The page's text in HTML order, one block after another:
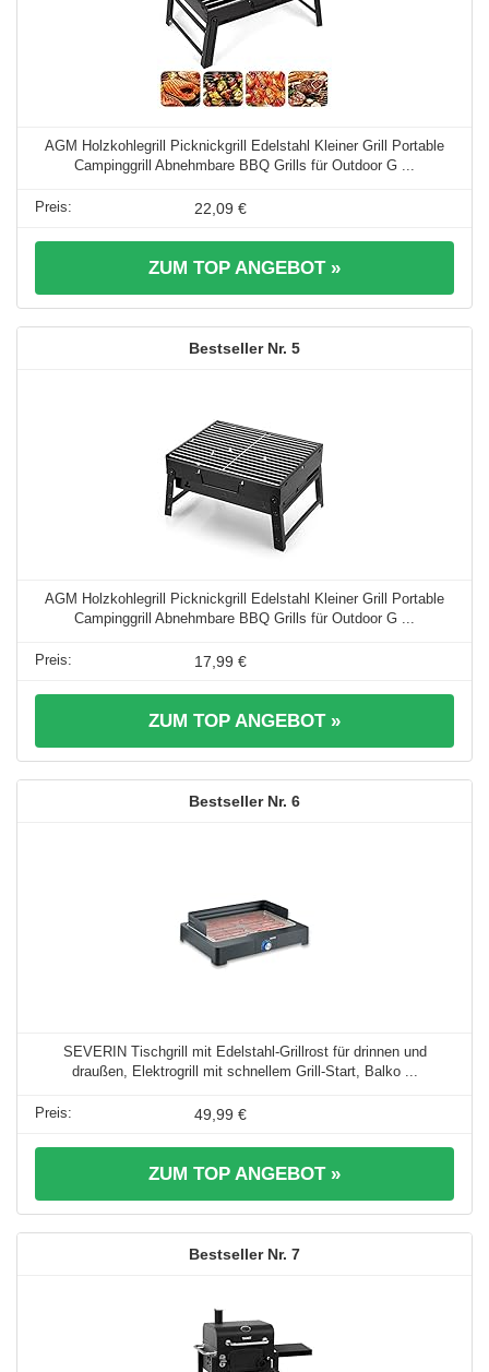
AGM Holzkohlegrill Picknickgrill Edelstahl Kleiner Grill Portable
Campinggrill Abnehmbare BBQ Grills für Outdoor G ...
22,09 €
ZUM TOP ANGEBOT »
5
AGM Holzkohlegrill Picknickgrill Edelstahl Kleiner Grill Portable
Campinggrill Abnehmbare BBQ Grills für Outdoor G ...
17,99 €
ZUM TOP ANGEBOT »
6
SEVERIN Tischgrill mit Edelstahl-Grillrost für drinnen und
draußen, Elektrogrill mit schnellem Grill-Start, Balko ...
49,99 €
ZUM TOP ANGEBOT »
7